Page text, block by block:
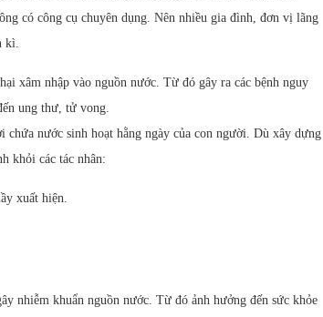
có công cụ chuyên dụng. Nên nhiều gia đình, đơn vị lãng
kì.
xâm nhập vào nguồn nước. Từ đó gây ra các bệnh nguy
ung thư, tử vong.
nước sinh hoạt hằng ngày của con người. Dù xây dựng
khỏi các tác nhân:
xuất hiện.
nhiễm khuẩn nguồn nước. Từ đó ảnh hưởng đến sức khỏe